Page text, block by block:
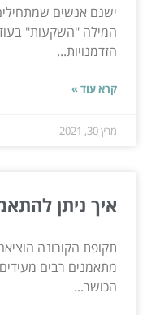
ישנם אנשים
המילה "השקעות"
הזדמנויות...
קרא עוד »
מרץ 30, 2021
איך ניתן
תקופת הקורונה
מתאמנים רבים
הכושר...